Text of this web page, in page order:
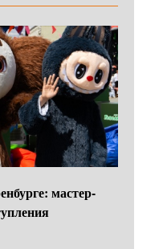
мастер-